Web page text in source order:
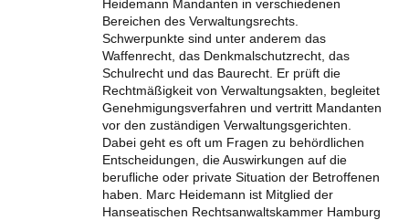
Heidemann Mandanten in verschiedenen
Bereichen des Verwaltungsrechts.
Schwerpunkte sind unter anderem das
Waffenrecht, das Denkmalschutzrecht, das
Schulrecht und das Baurecht. Er prüft die
Rechtmäßigkeit von Verwaltungsakten, begleitet
Genehmigungsverfahren und vertritt Mandanten
vor den zuständigen Verwaltungsgerichten.
Dabei geht es oft um Fragen zu behördlichen
Entscheidungen, die Auswirkungen auf die
berufliche oder private Situation der Betroffenen
haben. Marc Heidemann ist Mitglied der
Hanseatischen Rechtsanwaltskammer Hamburg